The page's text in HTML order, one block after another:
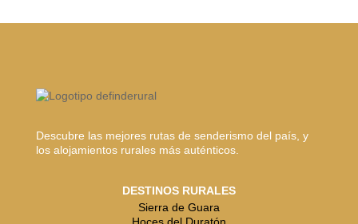
Descubre las mejores rutas de senderismo del país, y
los alojamientos rurales más auténticos.
DESTINOS RURALES
Sierra de Guara